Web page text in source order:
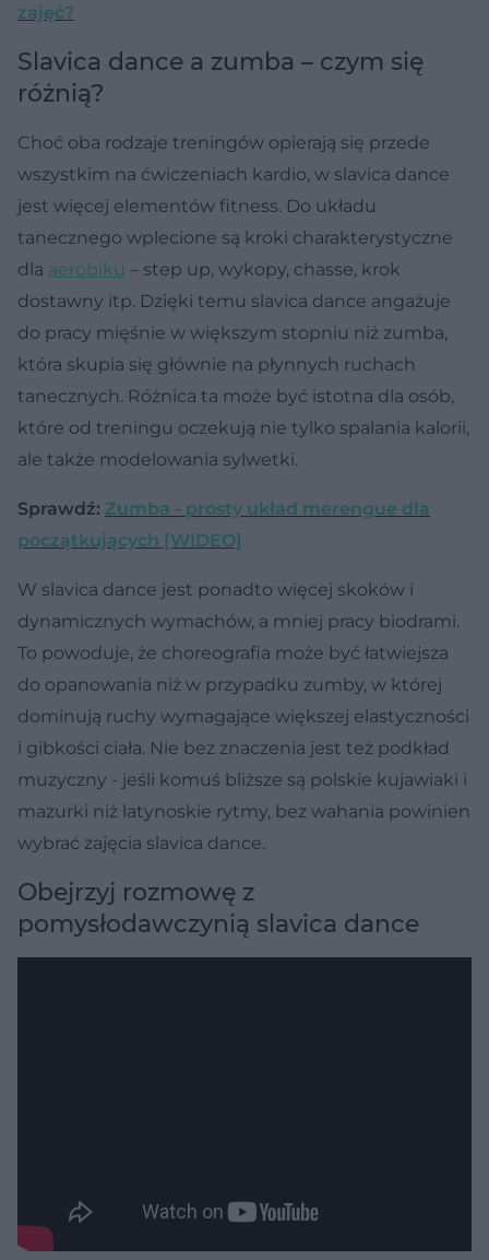
zajęć?
Slavica dance a zumba – czym się
różnią?
Choć oba rodzaje treningów opierają się przede
wszystkim na ćwiczeniach kardio, w slavica dance
jest więcej elementów fitness. Do układu
tanecznego wplecione są kroki charakterystyczne
dla aerobiku – step up, wykopy, chasse, krok
dostawny itp. Dzięki temu slavica dance angażuje
do pracy mięśnie w większym stopniu niż zumba,
która skupia się głównie na płynnych ruchach
tanecznych. Różnica ta może być istotna dla osób,
które od treningu oczekują nie tylko spalania kalorii,
ale także modelowania sylwetki.
Sprawdź: Zumba - prosty układ merengue dla
początkujących [WIDEO]
W slavica dance jest ponadto więcej skoków i
dynamicznych wymachów, a mniej pracy biodrami.
To powoduje, że choreografia może być łatwiejsza
do opanowania niż w przypadku zumby, w której
dominują ruchy wymagające większej elastyczności
i gibkości ciała. Nie bez znaczenia jest też podkład
muzyczny - jeśli komuś bliższe są polskie kujawiaki i
mazurki niż latynoskie rytmy, bez wahania powinien
wybrać zajęcia slavica dance.
Obejrzyj rozmowę z
pomysłodawczynią slavica dance